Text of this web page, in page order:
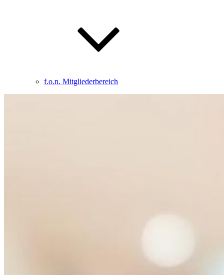
f.o.n. Mitgliederbereich